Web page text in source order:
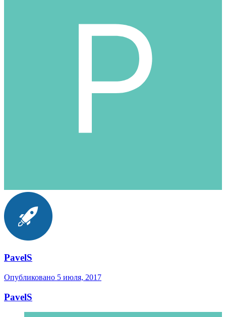
PavelS
Опубликовано 5 июля, 2017
PavelS